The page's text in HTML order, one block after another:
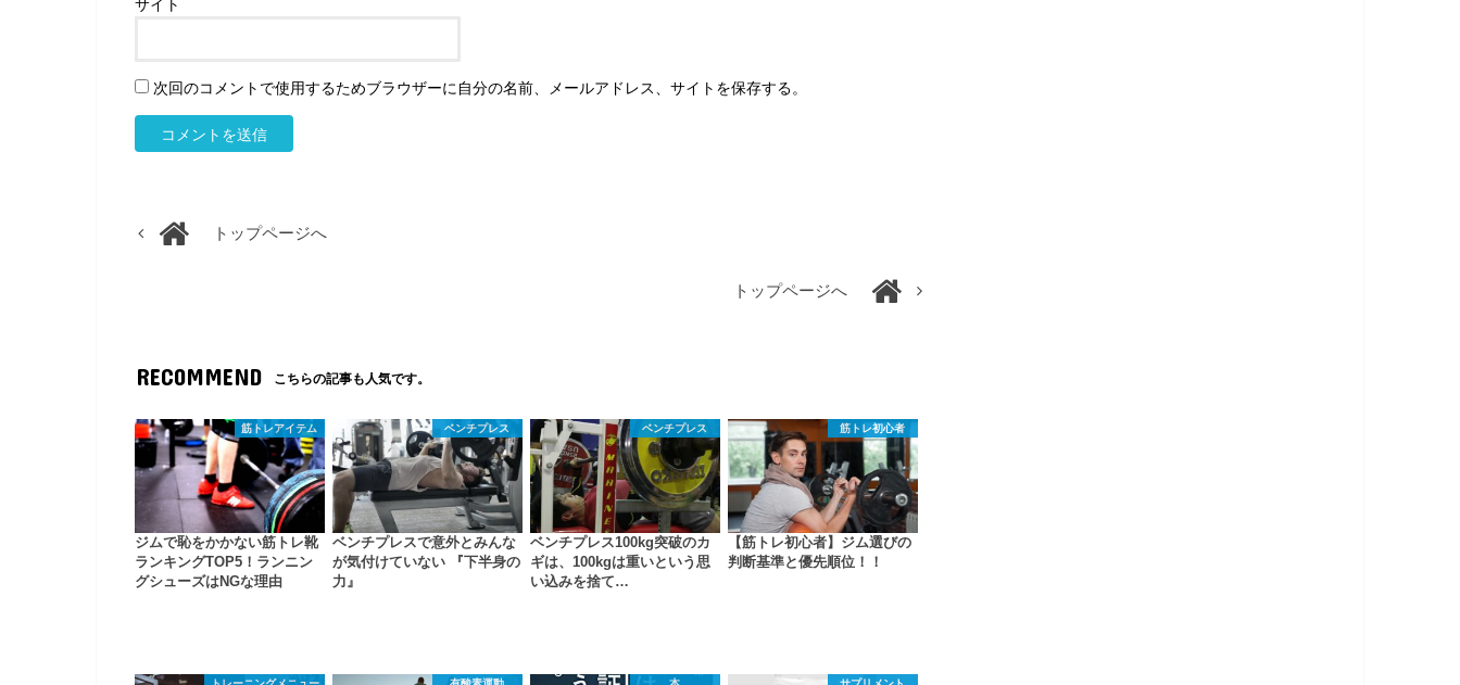
サイト
次回のコメントで使用するためブラウザーに自分の名前、メールアドレス、サイトを保存する。
トップページへ
トップページへ
RECOMMEND こちらの記事も人気です。
筋トレアイテム
ジムで恥をかかない筋トレ靴
ランキングTOP5！ランニン
グシューズはNGな理由
ベンチプレス
ベンチプレスで意外とみんな
が気付けていない 『下半身の
力』
ベンチプレス
ベンチプレス100kg突破のカ
ギは、100kgは重いという思
い込みを捨て…
筋トレ初心者
【筋トレ初心者】ジム選びの
判断基準と優先順位！！